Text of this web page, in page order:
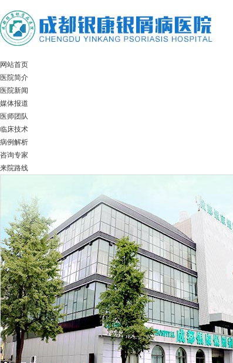
网站首页
医院简介
医院新闻
媒体报道
医师团队
临床技术
病例解析
咨询专家
来院路线